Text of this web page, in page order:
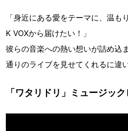
「身近にある愛をテーマに、温も
K VOXから届けたい！」
彼らの音楽への熱い想いが詰め込
通りのライブを見せてくれるに違い
「ワタリドリ」ミュージッ